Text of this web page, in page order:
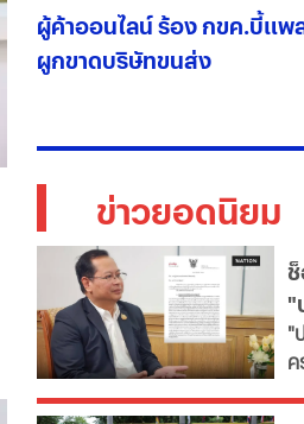
ผู้ค้าออนไลน์ ร้อง กขค.บี้แ
ผูกขาดบริษัทขนส่ง
ข่าวยอดนิยม
"
ไ
​"
ค